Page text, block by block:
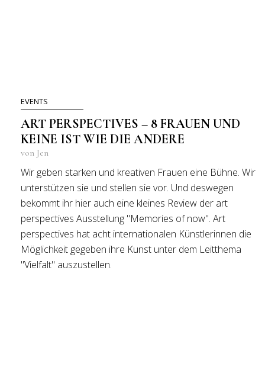
EVENTS
ART PERSPECTIVES – 8 FRAUEN UND
KEINE IST WIE DIE ANDERE
von Jen
Wir geben starken und kreativen Frauen eine Bühne. Wir
unterstützen sie und stellen sie vor. Und deswegen
bekommt ihr hier auch eine kleines Review der art
perspectives Ausstellung "Memories of now". Art
perspectives hat acht internationalen Künstlerinnen die
Möglichkeit gegeben ihre Kunst unter dem Leitthema
"Vielfalt" auszustellen.